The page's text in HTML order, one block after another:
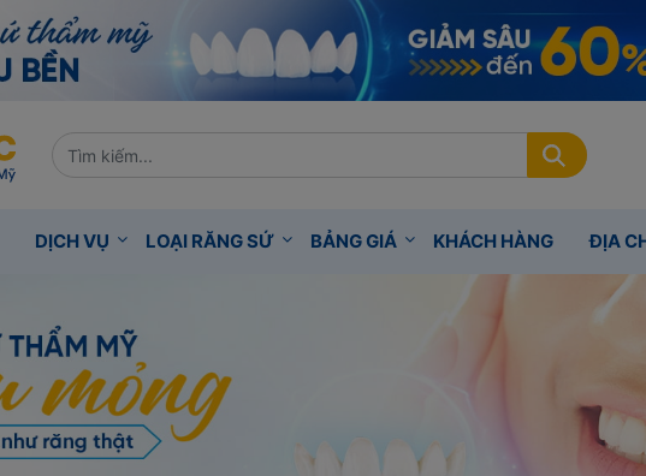
DỊCH VỤ LOẠI RĂNG SỨ BẢNG GIÁ KHÁCH HÀNG ĐỊA